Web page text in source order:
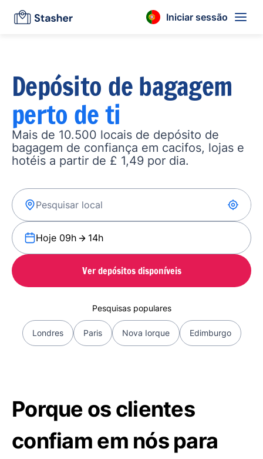
Iniciar sessão
Depósito de bagagem
perto de ti
Mais de 10.500 locais de depósito de
bagagem de confiança em cacifos, lojas e
hotéis a partir de £ 1,49 por dia.
Hoje 09h 14h
Ver depósitos disponíveis
Pesquisas populares
Londres Paris Nova Iorque Edimburgo
Porque os clientes
confiam em nós para